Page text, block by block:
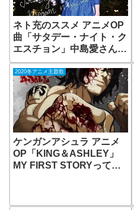
ネト充のススメ アニメOP
曲「サタデー・ナイト・ク
エスチョン」中島愛さんっ
てどんな方？
2020冬アニメ主題歌
ケンガンアシュラ アニメ
OP「KING＆ASHLEY」
MY FIRST STORYってど